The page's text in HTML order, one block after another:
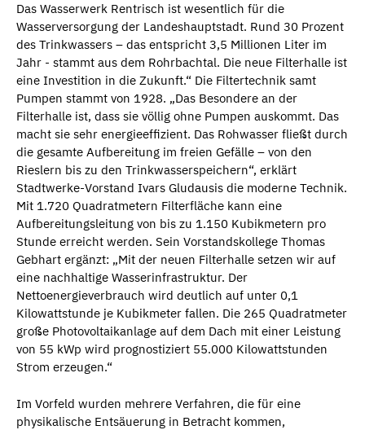
Das Wasserwerk Rentrisch ist wesentlich für die
Wasserversorgung der Landeshauptstadt. Rund 30 Prozent
des Trinkwassers – das entspricht 3,5 Millionen Liter im
Jahr - stammt aus dem Rohrbachtal. Die neue Filterhalle ist
eine Investition in die Zukunft.“ Die Filtertechnik samt
Pumpen stammt von 1928. „Das Besondere an der
Filterhalle ist, dass sie völlig ohne Pumpen auskommt. Das
macht sie sehr energieeffizient. Das Rohwasser fließt durch
die gesamte Aufbereitung im freien Gefälle – von den
Rieslern bis zu den Trinkwasserspeichern“, erklärt
Stadtwerke-Vorstand Ivars Gludausis die moderne Technik.
Mit 1.720 Quadratmetern Filterfläche kann eine
Aufbereitungsleitung von bis zu 1.150 Kubikmetern pro
Stunde erreicht werden. Sein Vorstandskollege Thomas
Gebhart ergänzt: „Mit der neuen Filterhalle setzen wir auf
eine nachhaltige Wasserinfrastruktur. Der
Nettoenergieverbrauch wird deutlich auf unter 0,1
Kilowattstunde je Kubikmeter fallen. Die 265 Quadratmeter
große Photovoltaikanlage auf dem Dach mit einer Leistung
von 55 kWp wird prognostiziert 55.000 Kilowattstunden
Strom erzeugen.“
Im Vorfeld wurden mehrere Verfahren, die für eine
physikalische Entsäuerung in Betracht kommen,